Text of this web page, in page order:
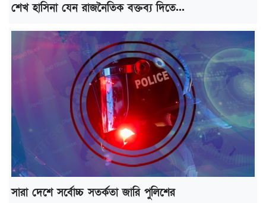
শেখ হাসিনা যেন রাজনৈতিক বক্তব্য দিতে...
সারা দেশে সর্বোচ্চ সতর্কতা জারি পুলিশের